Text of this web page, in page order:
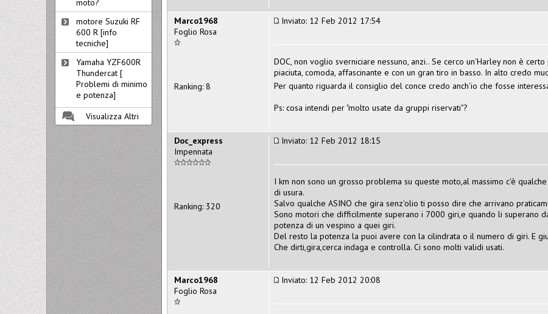
Inviato: 12 Feb 2012 17:54
DOC, non voglio sverniciare nessuno, anzi.. Se cerco un'Harley non è
piaciuta, comoda, affascinante e con un gran tiro in basso. In alto credo
Per quanto riguarda il consiglio del conce credo anch'io che fosse
Ps: cosa intendi per "molto usate da gruppi riservati"?
Marco1968
Foglio Rosa
Ranking: 8
Inviato: 12 Feb 2012 18:15
I km non sono un grosso problema su queste moto,al massimo c'è
di usura.
Salvo qualche ASINO che gira senz'olio ti posso dire che arrivano
Sono motori che difficilmente superano i 7000 giri,e quando li superano
potenza di un vespino a quei giri.
Del resto la potenza la puoi avere con la cilindrata o il numero di giri. E
Che dirti,gira,cerca indaga e controlla. Ci sono molti validi usati.
Doc_express
Impennata
Ranking: 320
Inviato: 12 Feb 2012 20:08
Marco1968
Foglio Rosa
moto?
motore Suzuki RF
600 R [info
tecniche]
Yamaha YZF600R
Thundercat [
Problemi di minimo
e potenza]
Visualizza Altri